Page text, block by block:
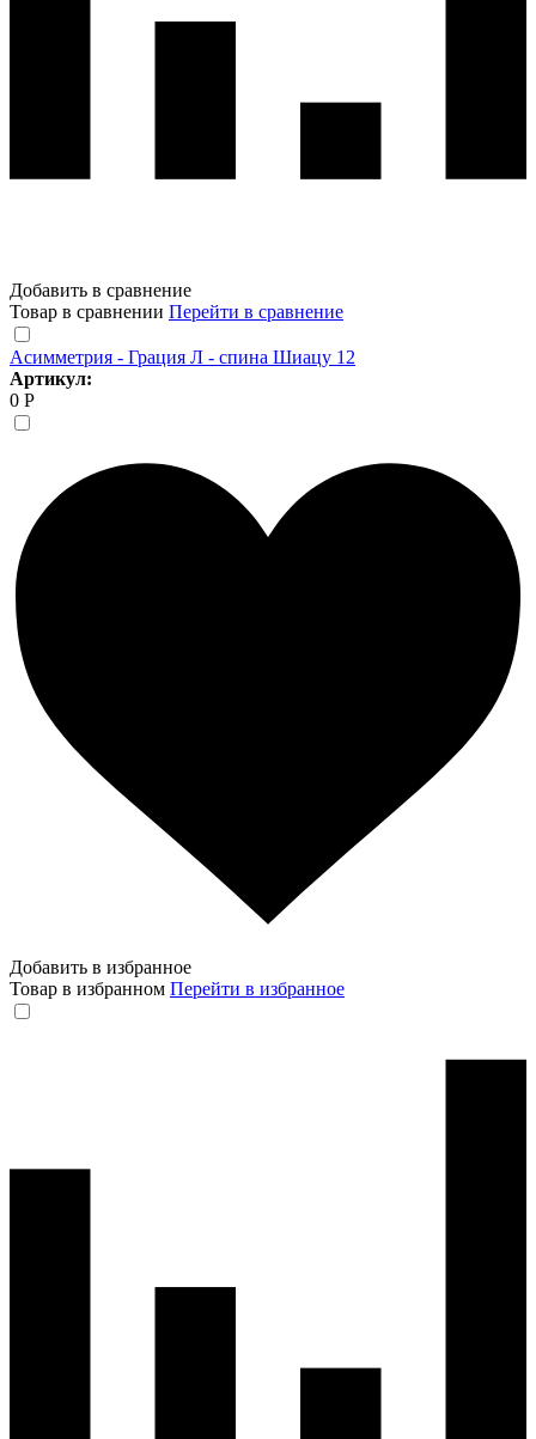
Добавить в сравнение
Товар в сравнении Перейти в сравнение
Асимметрия - Грация Л - спина Шиацу 12
Артикул:
0 Р
Добавить в избранное
Товар в избранном Перейти в избранное